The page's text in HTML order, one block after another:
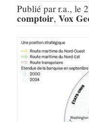
Publié par r.a., le
comptoir, Vox